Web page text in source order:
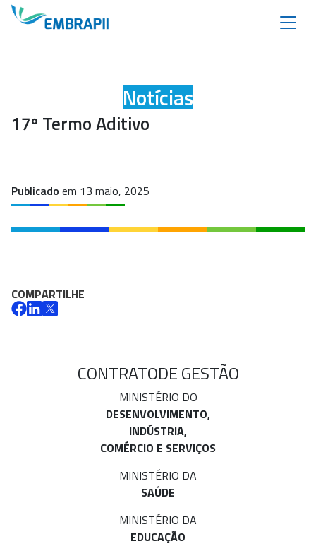
Notícias
17º Termo Aditivo
Publicado em 13 maio, 2025
COMPARTILHE
CONTRATODE GESTÃO
MINISTÉRIO DO
DESENVOLVIMENTO,
INDÚSTRIA,
COMÉRCIO E SERVIÇOS
MINISTÉRIO DA
SAÚDE
MINISTÉRIO DA
EDUCAÇÃO